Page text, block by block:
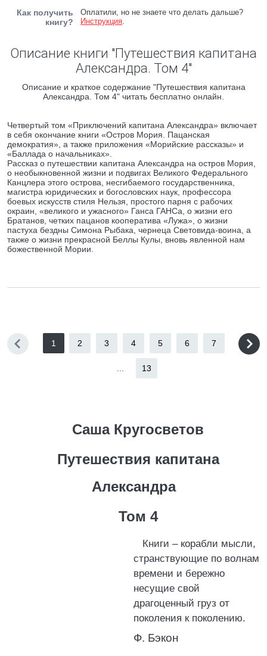
Как получить
книгу?
Оплатили, но не знаете что делать дальше?
Инструкция.
Описание книги "Путешествия капитана
Александра. Том 4"
Описание и краткое содержание "Путешествия капитана
Александра. Том 4" читать бесплатно онлайн.
Четвертый том «Приключений капитана Александра» включает
в себя окончание книги «Остров Мория. Пацанская
демократия», а также приложения «Морийские рассказы» и
«Баллада о начальниках».
Рассказ о путешествии капитана Александра на остров Мория,
о необыкновенной жизни и подвигах Великого Федерального
Канцлера этого острова, несгибаемого государственника,
магистра юридических и богословских наук, профессора
боевых искусств стиля Нельзя, простого парня с рабочих
окраин, «великого и ужасного» Ганса ГАНСа, о жизни его
Братанов, четких пацанов кооператива «Лужа», о жизни
пастуха бездны Симона Рыбака, чернеца Световида-воина, а
также о жизни прекрасной Беллы Кулы, вновь явленной нам
божественной Мории.
1 2 3 4 5 6 7
13
Саша Кругосветов
Путешествия капитана
Александра
Том 4
Книги – корабли мысли,
странствующие по волнам
времени и бережно
несущие свой
драгоценный груз от
поколения к поколению.
Ф. Бэкон